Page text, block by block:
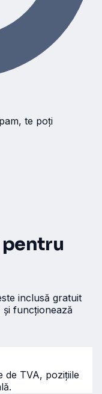
te poți
pentru
inclusă gratuit
și funcționează
de TVA, pozițiile